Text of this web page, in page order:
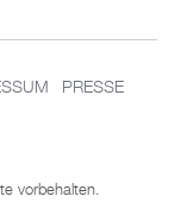
PRES­SE
vor­be­hal­ten.